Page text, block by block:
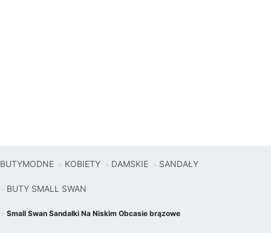
BUTYMODNE KOBIETY DAMSKIE SANDAŁY
BUTY SMALL SWAN
Small Swan Sandałki Na Niskim Obcasie brązowe